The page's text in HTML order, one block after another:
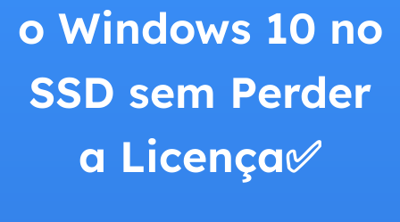
o Windows 10 no
SSD sem Perder
a Licença✅